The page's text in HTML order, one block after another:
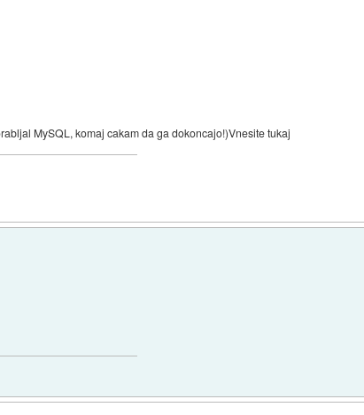
MySQL, komaj cakam da ga dokoncajo!)Vnesite tukaj